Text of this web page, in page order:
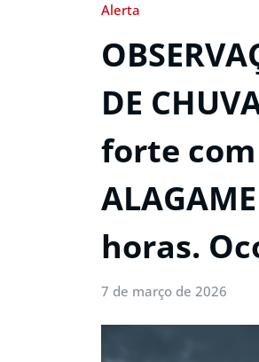
Alerta
DE
forte com
horas.
7 de março de 2026